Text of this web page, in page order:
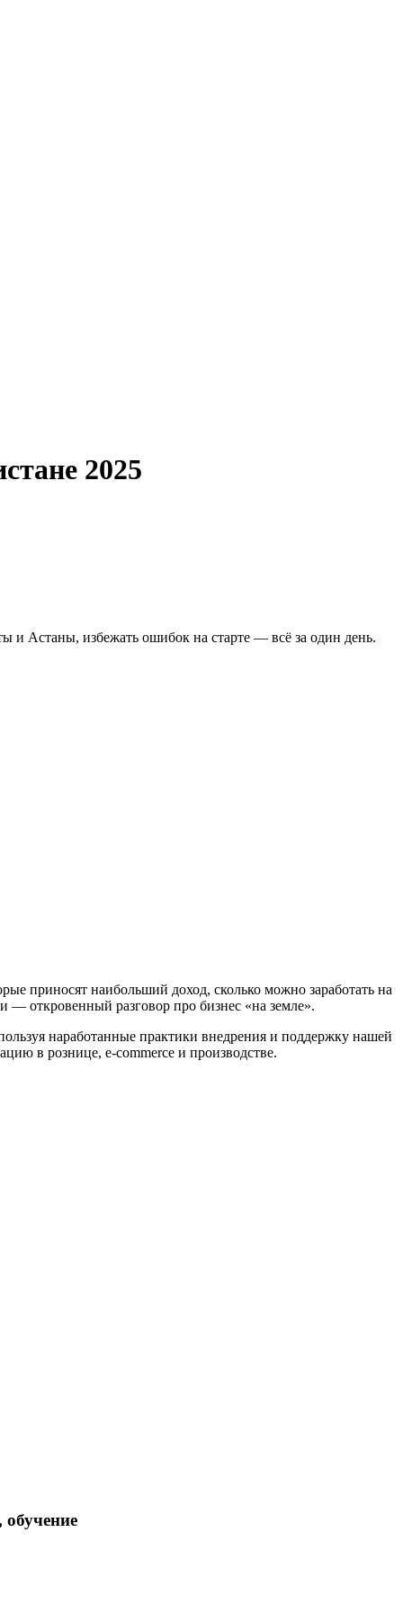
2025
и Астаны, избежать ошибок на старте — всё за один день.
приносят наибольший доход, сколько можно заработать на
— откровенный разговор про бизнес «на земле».
наработанные практики внедрения и поддержку нашей
в рознице, e-commerce и производстве.